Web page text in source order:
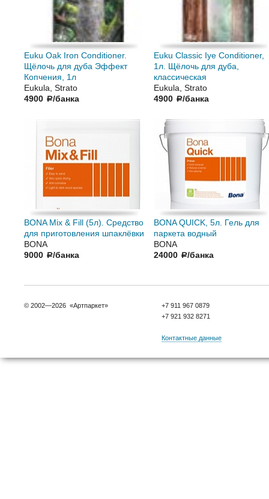
Euku Oak Iron Conditioner.
Щёлочь для дуба Эффект
Копчения, 1л
Eukula, Strato
4900 a/банка
Euku Classic Iye Conditioner,
1л. Щёлочь для дуба,
классическая
Eukula, Strato
4900 a/банка
BONA Mix & Fill (5л). Средство
для приготовления шпаклёвки
BONA
9000 a/банка
BONA QUICK, 5л. Гель для
паркета водный
BONA
24000 a/банка
© 2002—2026 «Артпаркет»
+7 911 967 0879
+7 921 932 8271
Контактные данные